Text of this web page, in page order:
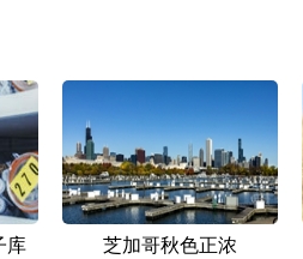
库 芝加哥秋色正浓